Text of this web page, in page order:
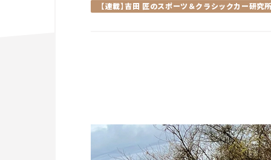
【連載】吉田 匠のスポーツ＆クラシックカー研究所